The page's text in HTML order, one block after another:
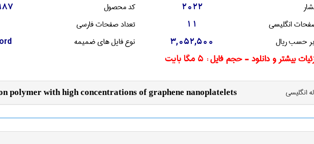
2022 کد محصول
انگليسی 11 تعداد صفحات فارسی
حسب ریال 3,052,500 نوع فایل های ضمیمه
بیشتر و دانلود - حجم فایل : 5 مگا بایت
انگليسی polymer with high concentrations of graphene nanoplatelets